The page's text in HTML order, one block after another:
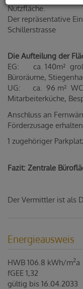
Nutzfläche.
Der repräsentative
Schillerstrasse
Die Aufteilung der
EG: ca. 140m²
Büroräume,
UG: ca. 96 m² WC-
Mitarbeiterküche,
Anschluss an
Förderzusage erhalten
1 zugehöriger
Fazit: Zentrale
Der Vermittler ist als
Energieausweis
HWB 106.8 kWh/m2a
fGEE 1,32
gültig bis 16.04.2033